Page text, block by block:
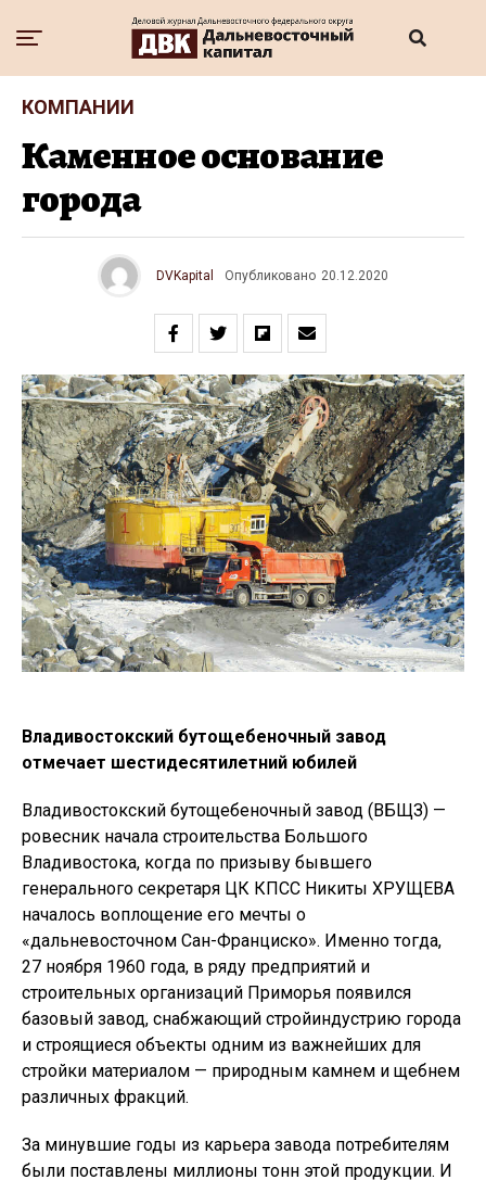
КОМПАНИИ
Каменное основание
города
DVKapital Опубликовано 20.12.2020
Владивостокский бутощебеночный завод
отмечает шестидесятилетний юбилей
Владивостокский бутощебеночный завод (ВБЩЗ) —
ровесник начала строительства Большого
Владивостока, когда по призыву бывшего
генерального секретаря ЦК КПСС Никиты ХРУЩЕВА
началось воплощение его мечты о
«дальневосточном Сан-Франциско». Именно тогда,
27 ноября 1960 года, в ряду предприятий и
строительных организаций Приморья появился
базовый завод, снабжающий стройиндустрию города
и строящиеся объекты одним из важнейших для
стройки материалом — природным камнем и щебнем
различных фракций.
За минувшие годы из карьера завода потребителям
были поставлены миллионы тонн этой продукции. И